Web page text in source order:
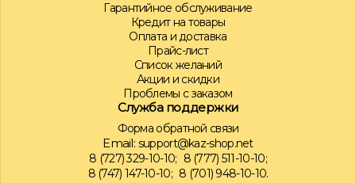
Гарантийное обслуживание
Кредит на товары
Оплата и доставка
Прайс-лист
Список желаний
Акции и скидки
Проблемы с заказом
Служба поддержки
Форма обратной связи
Email: support@kaz-shop.net
8 (727) 329-10-10; 8 (777) 511-10-10;
8 (747) 147-10-10; 8 (701) 948-10-10.